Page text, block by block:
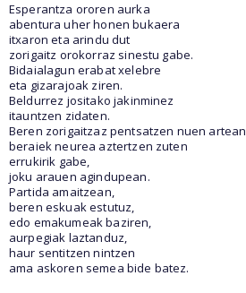
Esperantza ororen aurka
abentura uher honen bukaera
itxaron eta arindu dut
zorigaitz orokorraz sinestu gabe.
Bidaialagun erabat xelebre
eta gizarajoak ziren.
Beldurrez jositako jakinminez
itauntzen zidaten.
Beren zorigaitzaz pentsatzen nuen artean
beraiek neurea aztertzen zuten
errukirik gabe,
joku arauen agindupean.
Partida amaitzean,
beren eskuak estutuz,
edo emakumeak baziren,
aurpegiak laztanduz,
haur sentitzen nintzen
ama askoren semea bide batez.